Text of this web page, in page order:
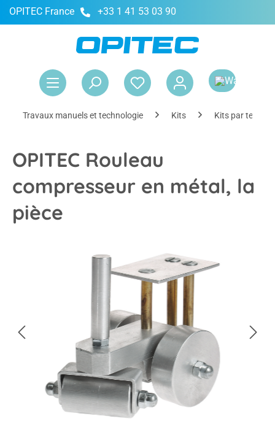
principal
OPITEC France +33 1 41 53 03 90
Travaux manuels et technologie Kits Kits par
OPITEC Rouleau
compresseur en métal, la
pièce